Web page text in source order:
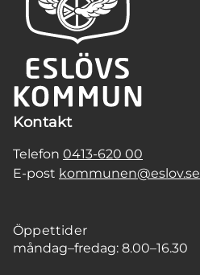
Kontakt
Telefon 0413-620 00
E-post kommunen@eslov.se
Öppettider
måndag–fredag: 8.00–16.30